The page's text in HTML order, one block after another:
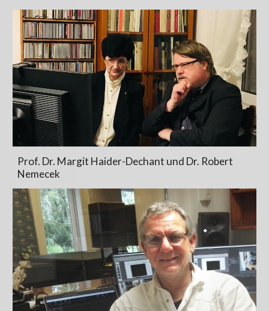
Prof. Dr. Margit Haider-Dechant und Dr. Robert
Nemecek